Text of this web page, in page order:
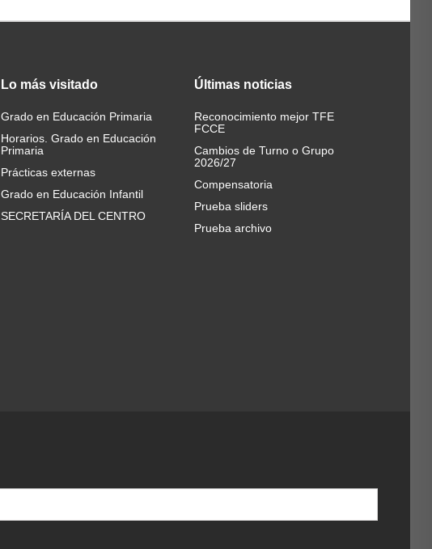
Lo más visitado
Grado en Educación Primaria
Horarios. Grado en Educación
Primaria
Prácticas externas
Grado en Educación Infantil
SECRETARÍA DEL CENTRO
Últimas noticias
Reconocimiento mejor TFE
FCCE
Cambios de Turno o Grupo
2026/27
Compensatoria
Prueba sliders
Prueba archivo